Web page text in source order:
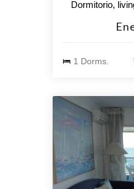
Dormitorio,
jardines del
barbacoas,
servicio de
1 Dorms.